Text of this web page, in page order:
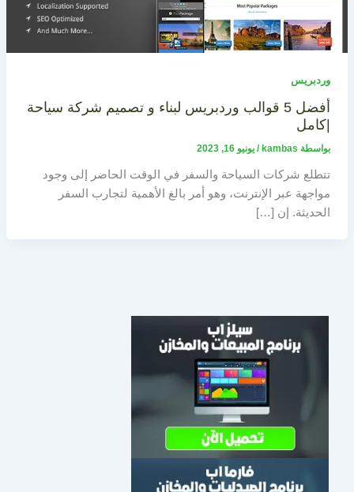
وردبريس
أفضل 5 قوالب وردبريس لبناء و تصميم شركة سياحة
|كامل
بواسطة kambas
/ يونيو 16, 2023
تتطلع شركات السياحة والسفر في الوقت الحاضر إلى وجود
مواجهة عبر الإنترنت، وهو أمر بالغ الأهمية لتجارب السفر
الحديثة. إن […]